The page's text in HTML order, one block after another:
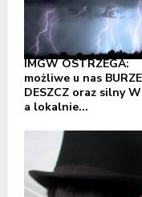
IMGW OSTRZEGA:
możliwe u nas
DESZCZ oraz silny
a lokalnie...